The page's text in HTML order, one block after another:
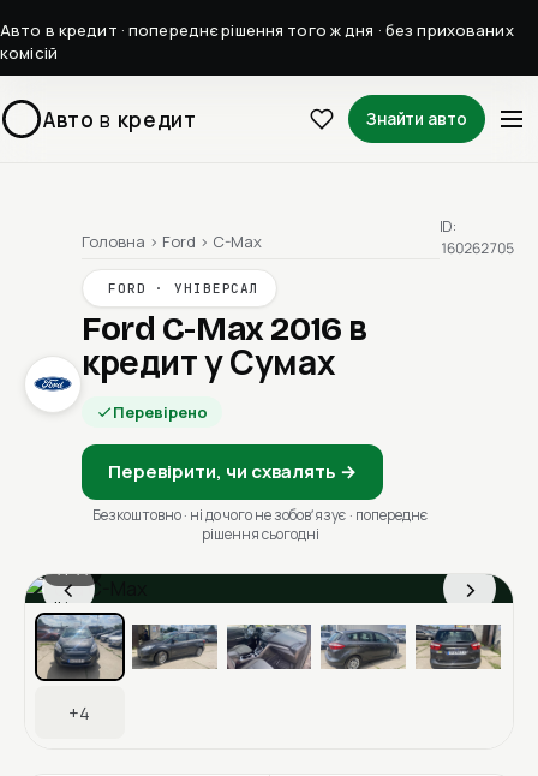
Авто в кредит · попереднє рішення того ж дня · без прихованих
комісій
Авто в кредит Знайти авто
Головна › Ford › C-Max
FORD · УНІВЕРСАЛ
Ford C-Max 2016 в
кредит у Сумах
Перевірено
Перевірити, чи схвалять →
Безкоштовно · ні до чого не зобовʼязує · попереднє
рішення сьогодні
ID:
160262705
‹ ›
1 / 11
Ціна в місяць
+4